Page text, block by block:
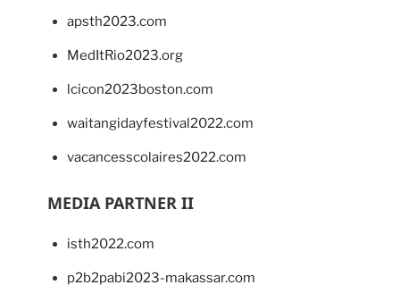
apsth2023.com
MedItRio2023.org
lcicon2023boston.com
waitangidayfestival2022.com
vacancesscolaires2022.com
MEDIA PARTNER II
isth2022.com
p2b2pabi2023-makassar.com